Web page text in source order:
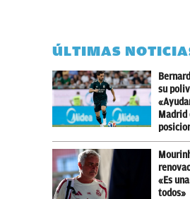
ÚLTIMAS
su
Madrid
«Es
todos»